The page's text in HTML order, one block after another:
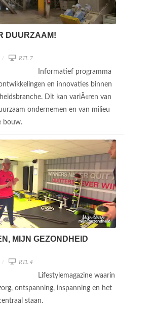
DUURZAAM!
RTL 7
Informatief programma
en innovaties binnen
Dit kan variÃ«ren van
ondernemen en van milieu
bouw.
MIJN GEZONDHEID
RTL 4
Lifestylemagazine waarin
ontspanning, inspanning en het
staan.